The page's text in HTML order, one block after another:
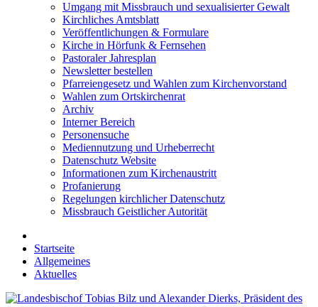
Umgang mit Missbrauch und sexualisierter Gewalt
Kirchliches Amtsblatt
Veröffentlichungen & Formulare
Kirche in Hörfunk & Fernsehen
Pastoraler Jahresplan
Newsletter bestellen
Pfarreiengesetz und Wahlen zum Kirchenvorstand
Wahlen zum Ortskirchenrat
Archiv
Interner Bereich
Personensuche
Mediennutzung und Urheberrecht
Datenschutz Website
Informationen zum Kirchenaustritt
Profanierung
Regelungen kirchlicher Datenschutz
Missbrauch Geistlicher Autorität
Startseite
Allgemeines
Aktuelles